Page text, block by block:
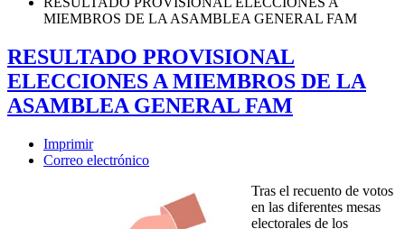
MIEMBROS DE LA ASAMBLEA GENERAL FAM
RESULTADO PROVISIONAL
ELECCIONES A MIEMBROS DE LA
ASAMBLEA GENERAL FAM
Imprimir
Correo electrónico
Tras el recuento de votos
en las diferentes mesas
electorales de los